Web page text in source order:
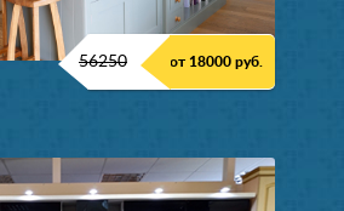
56250 от 18000 руб.